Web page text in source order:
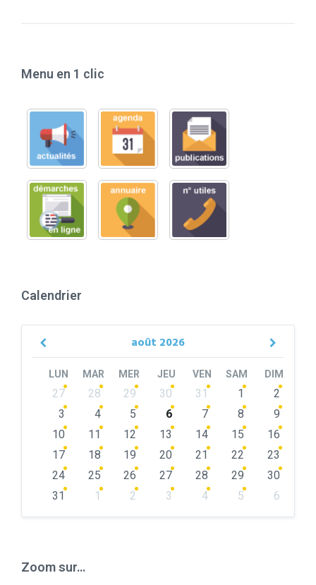
Menu en 1 clic
Calendrier
août 2026
Previous
LUN MAR MER JEU VEN SAM DIM
Skip
calendar
27 28 29 30 31 1
2
3
4 5 6 7 8
9
10
11 12 13 14 15
16
17
18 19 20 21 22
23
24
25 26 27 28 29
30
31
1 2 3 4 5
6
Zoom sur…